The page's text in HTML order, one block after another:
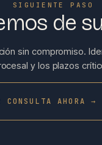
SIGUIENTE PASO
de
sin compromiso.
y los plazos
AHORA →